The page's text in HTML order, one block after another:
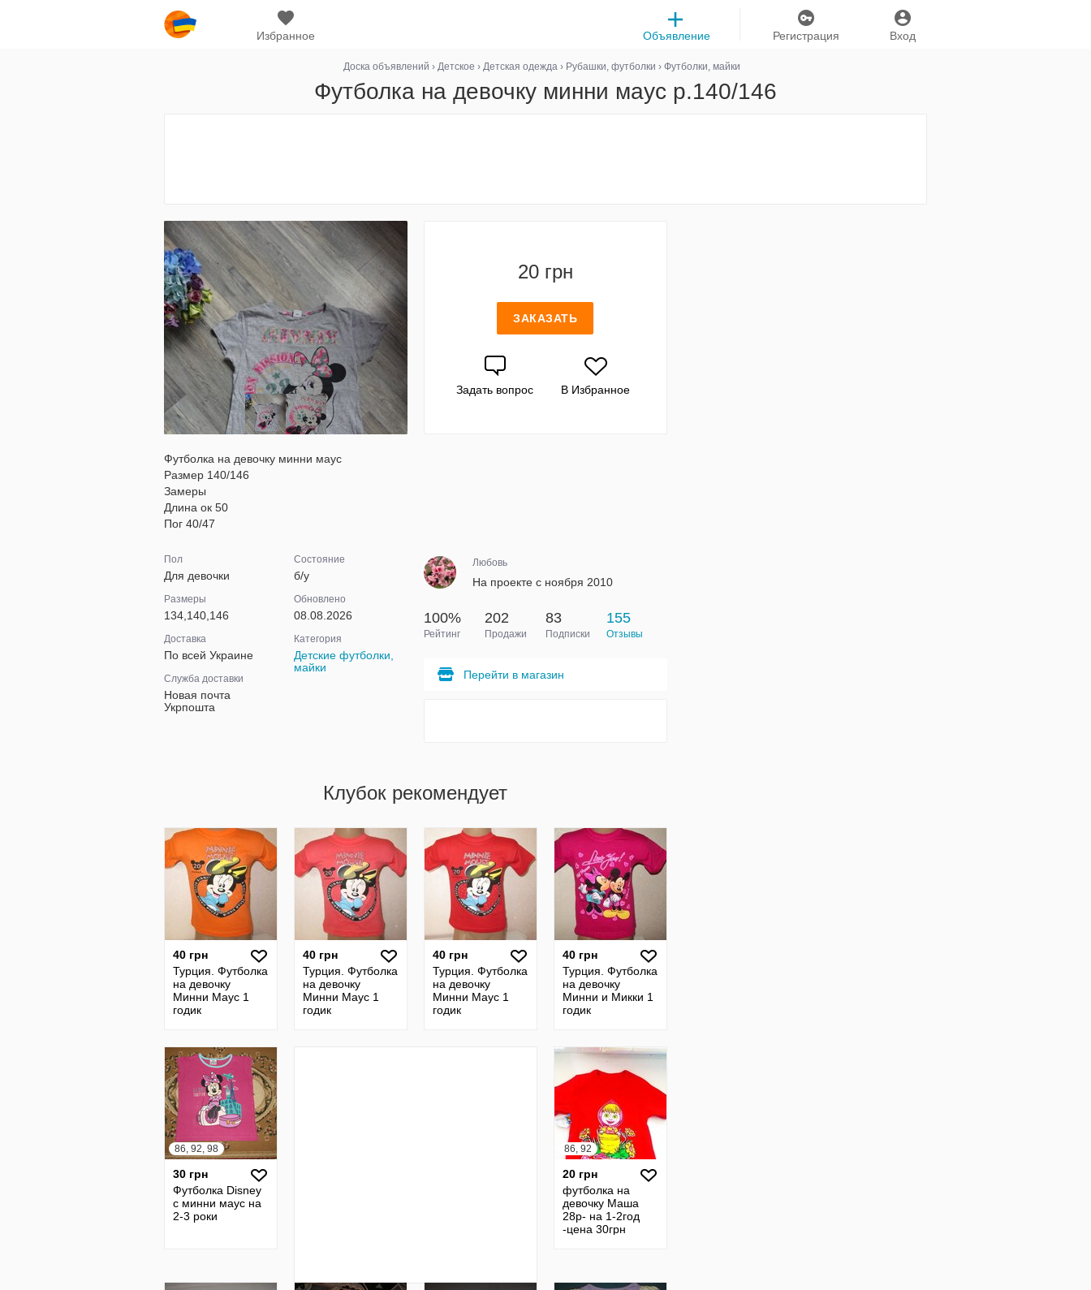
Избранное Вход
Регистрация
Объявление
Доска объявлений › Детское › Детская одежда› Рубашки, футболки › Футболки, майки
Футболка на девочку минни маус р.140/146
20 грн
ЗАКАЗАТЬ
Задать вопрос В Избранное
Футболка на девочку минни маус
Размер 140/146
Замеры
Длина ок 50
Пог 40/47
Пол
Для девочки
Размеры
134,140,146
Доставка
По всей Украине
Служба доставки
Новая почта
Укрпошта
Состояние
б/у
Обновлено
08.08.2026
Категория
Детские футболки,
майки
Любовь
На проекте с ноября 2010
100%
Рейтинг
202
Продажи
83
Подписки
155
Отзывы
Перейти в магазин
Клубок рекомендует
40 грн
Турция. Футболка
на девочку
Минни Маус 1
годик
40 грн
Турция. Футболка
на девочку
Минни Маус 1
годик
40 грн
Турция. Футболка
на девочку
Минни Маус 1
годик
40 грн
Турция. Футболка
на девочку
Минни и Микки 1
годик
86, 92, 98
30 грн
Футболка Disney
с минни маус на
2-3 роки
86, 92
20 грн
футболка на
девочку Маша
28р- на 1-2год
-цена 30грн